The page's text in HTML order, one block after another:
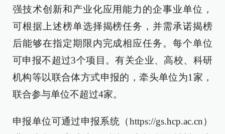
强技术创新和产业化应用能力的企事业单位，
可根据上述榜单选择揭榜任务，并需承诺揭榜
后能够在指定期限内完成相应任务。每个单位
可申报不超过3个项目。有关企业、高校、科研
机构等以联合体方式申报的，牵头单位为1家，
联合参与单位不超过4家。
申报单位可通过申报系统（https://gs.hcp.ac.cn）